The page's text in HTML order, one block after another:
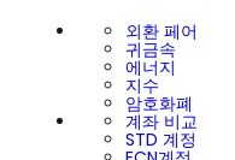
외환 페어
귀금속
에너지
지수
암호화폐
계좌 비교
STD 계정